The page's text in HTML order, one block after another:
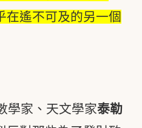
在遙不可及的另一個
學家、天文學家泰勒